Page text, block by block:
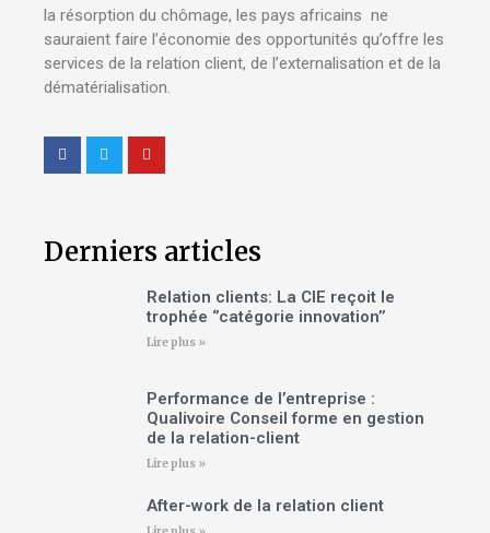
la résorption du chômage, les pays africains ne
sauraient faire l’économie des opportunités qu’offre les
services de la relation client, de l’externalisation et de la
dématérialisation.
Derniers articles
Relation clients: La CIE reçoit le
trophée ‘’catégorie innovation’’
Lire plus »
Performance de l’entreprise :
Qualivoire Conseil forme en gestion
de la relation-client
Lire plus »
After-work de la relation client